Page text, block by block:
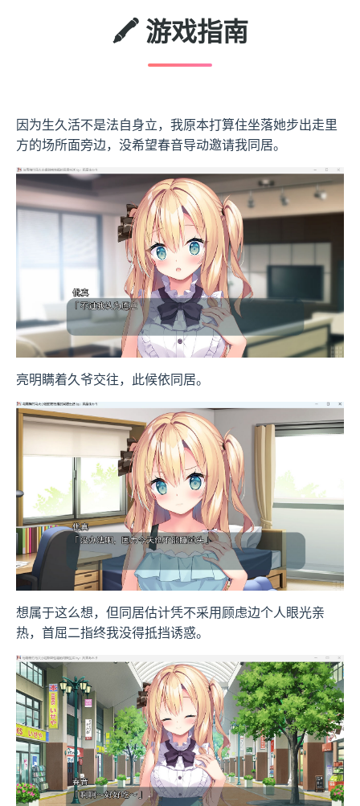
🖍️ 游戏指南
因为生久活不是法自身立，我原本打算住坐落她步出走里
方的场所面旁边，没希望春音导动邀请我同居。
亮明瞒着久爷交往，此候依同居。
想属于这么想，但同居估计凭不采用顾虑边个人眼光亲
热，首屈二指终我没得抵挡诱惑。